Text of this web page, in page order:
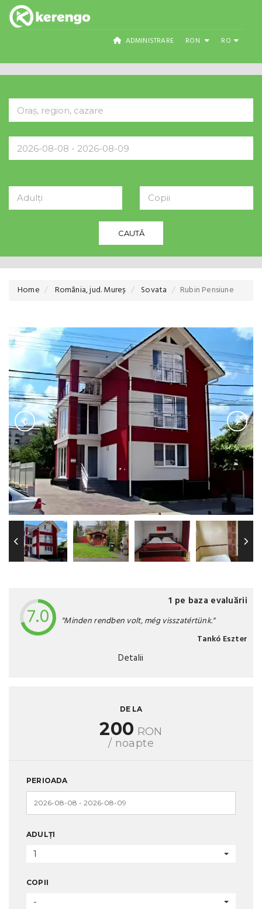
ADMINISTRARE RON RO
Adulți Copii
CAUTĂ
Home România, jud. Mureș Sovata Rubin Pensiune
7.0
1 pe baza evaluării
"Minden rendben volt, még visszatértünk."
Tankó Eszter
Detalii
DE LA
200 RON
/ noapte
PERIOADA
ADULȚI
1
COPII
-